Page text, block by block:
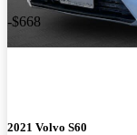
-$668
2021 Volvo S60